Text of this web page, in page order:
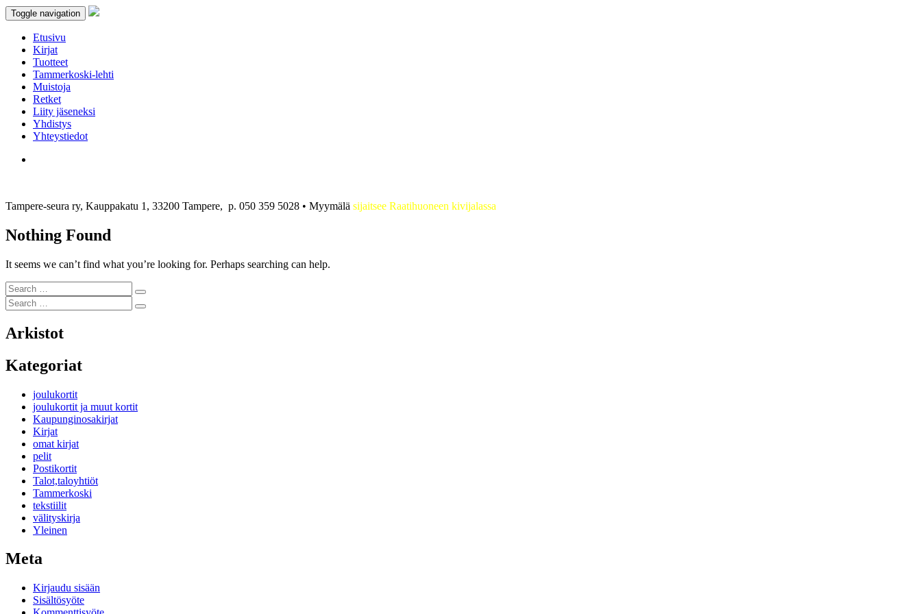
Toggle navigation
Etusivu
Kirjat
Tuotteet
Tammerkoski-lehti
Muistoja
Retket
Liity jäseneksi
Yhdistys
Yhteystiedot
Tampere-seura ry, Kauppakatu 1, 33200 Tampere, p. 050 359 5028 • Myymälä sijaitsee Raatihuoneen kivijalassa
Nothing Found
It seems we can’t find what you’re looking for. Perhaps searching can help.
Search
for:
Search
Search
for:
Search
Arkistot
Kategoriat
joulukortit
joulukortit ja muut kortit
Kaupunginosakirjat
Kirjat
omat kirjat
pelit
Postikortit
Talot,taloyhtiöt
Tammerkoski
tekstiilit
välityskirja
Yleinen
Meta
Kirjaudu sisään
Sisältösyöte